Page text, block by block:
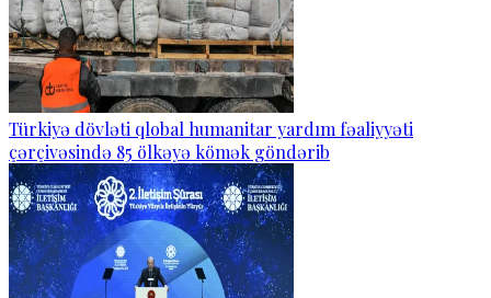
Türkiyə dövləti qlobal humanitar yardım fəaliyyəti
çərçivəsində 85 ölkəyə kömək göndərib